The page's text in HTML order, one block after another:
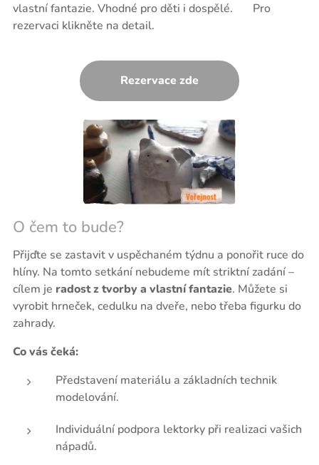
vlastní fantazie. Vhodné pro děti i dospělé. 👉 Pro
rezervaci klikněte na detail.
Rezervace zde
O čem to bude?
Přijďte se zastavit v uspěchaném týdnu a ponořit ruce do
hlíny. Na tomto setkání nebudeme mít striktní zadání –
cílem je radost z tvorby a vlastní fantazie. Můžete si
vyrobit hrneček, cedulku na dveře, nebo třeba figurku do
zahrady.
Co vás čeká:
Představení materiálu a základních technik
modelování.
Individuální podpora lektorky při realizaci vašich
nápadů.